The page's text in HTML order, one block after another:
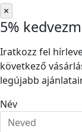
×
5%
Iratkozz fel
következő
legújabb
Név